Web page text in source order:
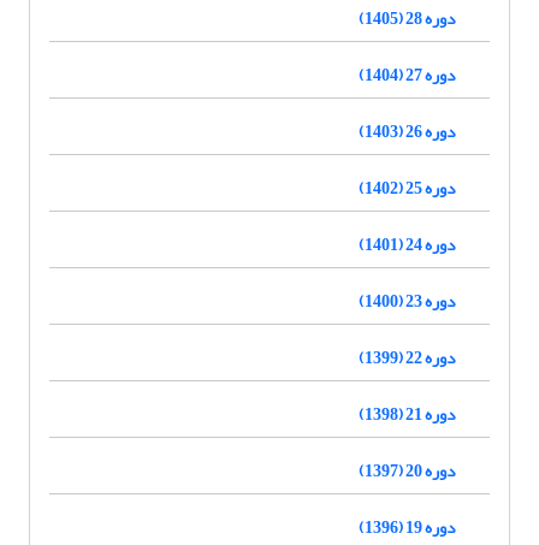
دوره 28 (1405)
دوره 27 (1404)
دوره 26 (1403)
دوره 25 (1402)
دوره 24 (1401)
دوره 23 (1400)
دوره 22 (1399)
دوره 21 (1398)
دوره 20 (1397)
دوره 19 (1396)